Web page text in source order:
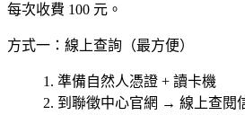
每次收費 100 元。
方式一：線上查詢（最方便）
準備自然人憑證 + 讀卡機
到聯徵中心官網 → 線上查閱